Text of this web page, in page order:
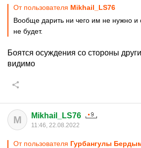
От пользователя Mikhail_LS76
Вообще дарить ни чего им не нужно и
не будет.
Боятся осуждения со стороны
видимо
M Mikhail_LS76
11:46, 22.08.2022
От пользователя Гурбангулы